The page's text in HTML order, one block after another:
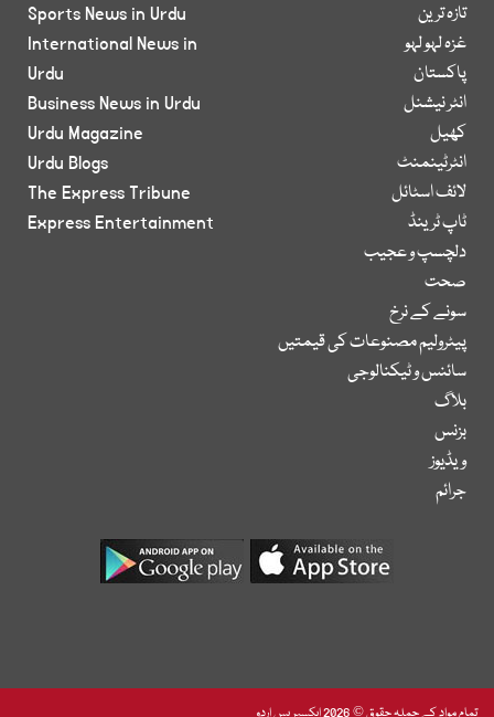
تازہ ترین
غزہ لہو لہو
پاکستان
انٹر نیشنل
کھیل
انٹرٹینمنٹ
لائف اسٹائل
ٹاپ ٹرینڈ
دلچسپ و عجیب
صحت
سونے کے نرخ
پیٹرولیم مصنوعات کی قیمتیں
سائنس و ٹیکنالوجی
بلاگ
بزنس
ویڈیوز
جرائم
Sports News in Urdu
International News in
Urdu
Business News in Urdu
Urdu Magazine
Urdu Blogs
The Express Tribune
Express Entertainment